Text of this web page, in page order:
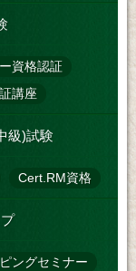
資格認証
講座
級)試験
Cert.RM資格
ングセミナー